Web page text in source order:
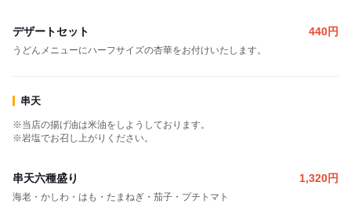
デザートセット 440円
うどんメニューにハーフサイズの杏華をお付けいたします。
串天
※当店の揚げ油は米油をしようしております。
※岩塩でお召し上がりください。
串天六種盛り 1,320円
海老・かしわ・はも・たまねぎ・茄子・プチトマト